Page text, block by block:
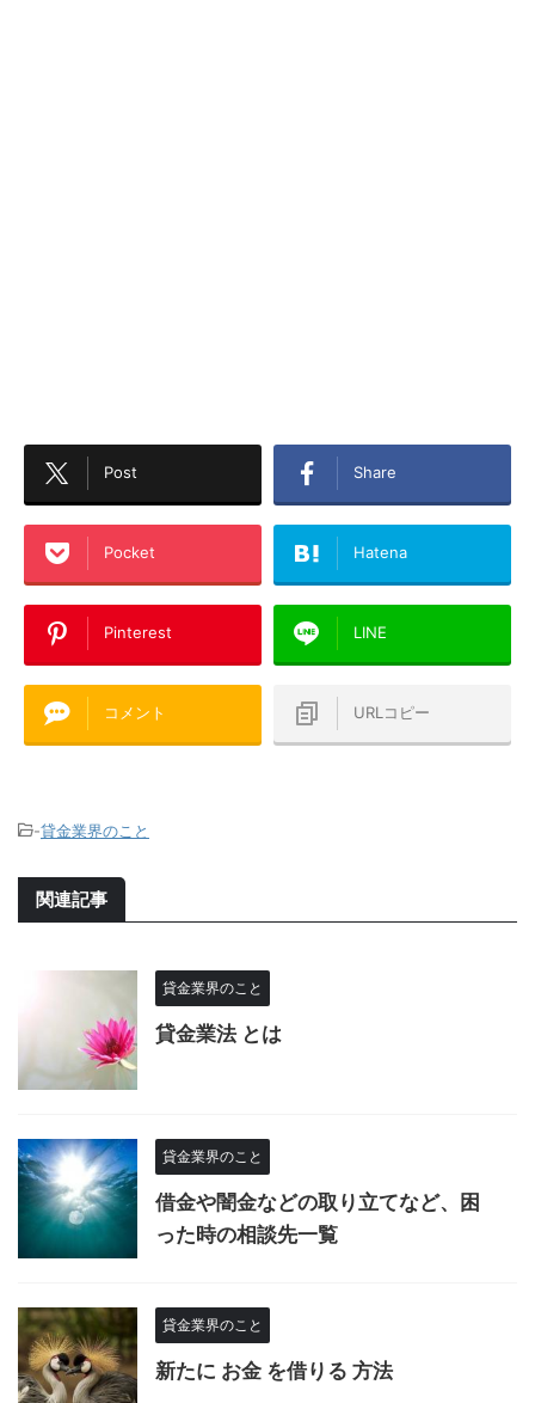
Post Share
Pocket Hatena
Pinterest LINE
コメント URLコピー
-貸金業界のこと
関連記事
貸金業界のこと
貸金業法 とは
貸金業界のこと
借金や闇金などの取り立てなど、困
った時の相談先一覧
貸金業界のこと
新たに お金 を借りる 方法